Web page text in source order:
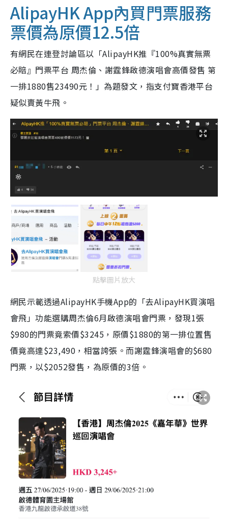
AlipayHK App內買門票服務
票價為原價12.5倍
有網民在連登討論區以「AlipayHK推『100%真實無票
必賠』門票平台 周杰倫、謝霆鋒啟德演唱會高價發售 第
一排1880售23490元！」為題發文，指支付寶香港平台
疑似賣黃牛飛。
點擊圖片放大
網民示範透過AlipayHK手機App的「去AlipayHK買演唱
會飛」功能選購周杰倫6月啟德演唱會門票，發現1張
$980的門票竟索價$3245，原價$1880的第一排位置售
價竟高達$23,490，相當誇張。而謝霆鋒演唱會的$680
門票，以$2052發售，為原價的3倍。